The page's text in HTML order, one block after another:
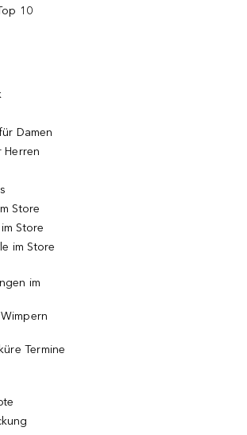
10
Damen
Herren
Store
Store
im Store
im
Termine